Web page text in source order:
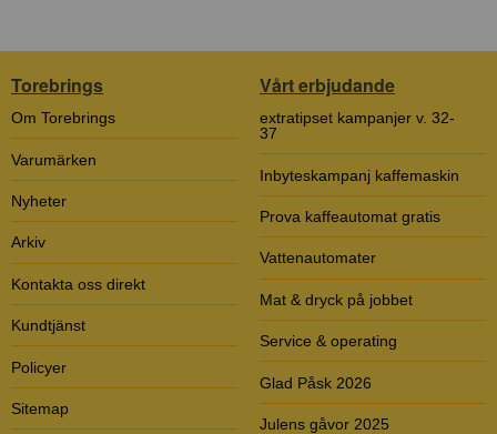
Torebrings
Om Torebrings
Varumärken
Nyheter
Arkiv
Kontakta oss direkt
Kundtjänst
Policyer
Sitemap
Vårt erbjudande
extratipset kampanjer v. 32-
37
Inbyteskampanj kaffemaskin
Prova kaffeautomat gratis
Vattenautomater
Mat & dryck på jobbet
Service & operating
Glad Påsk 2026
Julens gåvor 2025